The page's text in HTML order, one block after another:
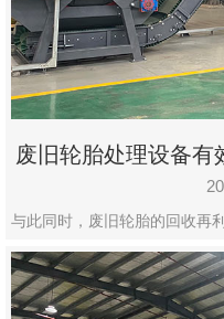
系
郑
州
市
九
设
有
限
废旧轮胎处理设备有
与此同时，废旧轮胎的回收再